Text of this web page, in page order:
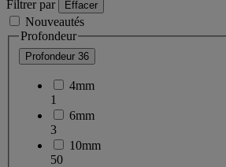
Filtrer par Effacer
Nouveautés
Profondeur
Profondeur 36
4mm
1
6mm
3
10mm
50